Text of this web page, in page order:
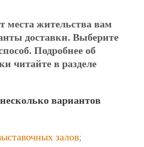
места жительства вам
доставки. Выберите
Подробнее об
читайте в разделе
вариантов
залов;